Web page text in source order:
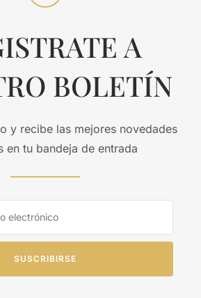
A
BOLETÍN
y recibe las mejores novedades
en tu bandeja de entrada
SUSCRIBIRSE